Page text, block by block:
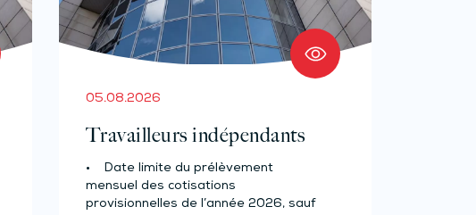
05.08.2026
Travailleurs indépendants
• Date limite du prélèvement
mensuel des cotisations
provisionnelles de l’année 2026, sauf